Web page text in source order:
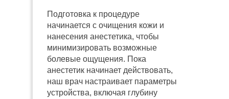
Подготовка к процедуре
начинается с очищения кожи и
нанесения анестетика, чтобы
минимизировать возможные
болевые ощущения. Пока
анестетик начинает действовать,
наш врач настраивает параметры
устройства, включая глубину